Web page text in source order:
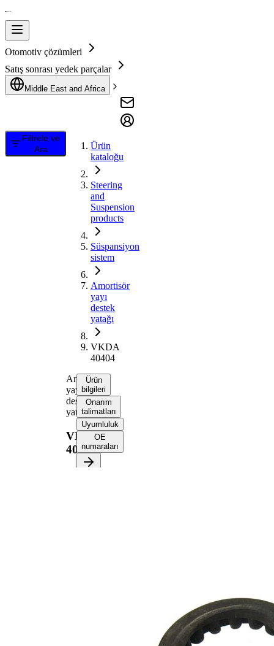
Otomotiv çözümleri
Satış sonrası yedek parçalar
Middle East and Africa
Filtrele ve
Ara
Ürün
kataloğu
Steering
and
Suspension
products
Süspansiyon
sistem
Amortisör
yayı
destek
yatağı
VKDA
40404
Amortisör
yayı
destek
yatağı
VKDA
40404
Ürün
bilgileri
Onarım
talimatları
Uyumluluk
OE
numaraları